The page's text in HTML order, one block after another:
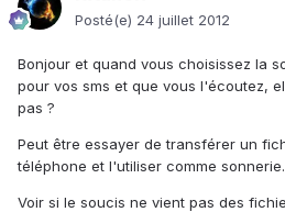
Posté(e) 24 juillet 2012
Bonjour et quand vous choisissez la
pour vos sms et que vous l'écoutez,
pas ?
Peut être essayer de transférer un
téléphone et l'utiliser comme sonnerie.
Voir si le soucis ne vient pas des